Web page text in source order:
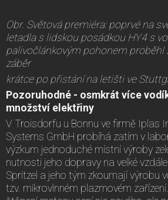
Obr. Světová premiéra: poprvé na
letadla s lidskou posádkou HY4 s
palivočlánkovým pohonem proběhl
záběr
krátce po přistání na letišti ve
Pozoruhodné - osmkrát více
množství elektřiny
V Troisdorfu u Bonnu ve firmě Iplas
Systems GmbH probíhá zatím v
výzkum jednoduché místní výroby
nutnosti jeho dopravy na velké
Spritzel a jeho tým zkoumají výrobu
tzv. mikrovlnném plazmovém